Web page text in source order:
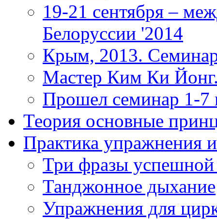
19-21 сентября –
Белоруссии '2014
Крым, 2013.
Мастер Ким Ки
Прошел семинар 1-7
Теория основные
Практика упражнения
Три фразы успешной
Танджонное дыхание
Упражнения для